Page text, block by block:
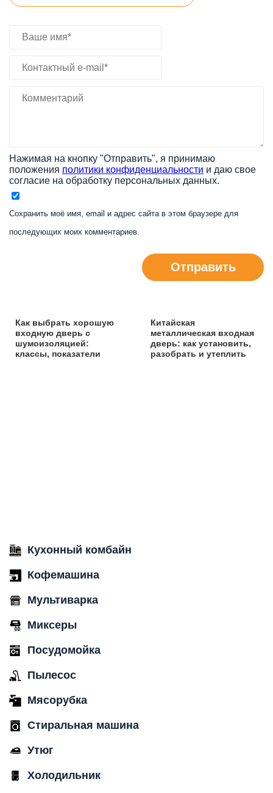
Нажимая на кнопку "Отправить", я принимаю
положения политики конфиденциальности и даю свое
согласие на обработку персональных данных.
Сохранить моё имя, email и адрес сайта в этом браузере для
последующих моих комментариев.
Отправить
Как выбрать хорошую
входную дверь с
шумоизоляцией:
классы, показатели
Китайская
металлическая входная
дверь: как установить,
разобрать и утеплить
Кухонный комбайн
Кофемашина
Мультиварка
Миксеры
Посудомойка
Пылесос
Мясорубка
Стиральная машина
Утюг
Холодильник